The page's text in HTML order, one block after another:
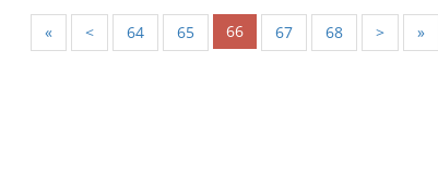
« < 64 65 66 67 68 > »